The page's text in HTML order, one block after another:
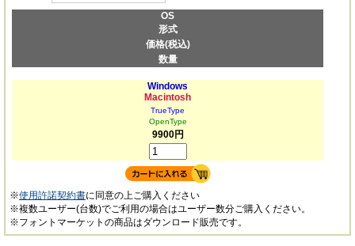
OS
形式
価格(税込)
数量
Windows
Macintosh
TrueType
OpenType
9900円
※使用許諾契約書に同意の上ご購入ください
※複数ユーザー(台数)でご利用の場合はユーザー数分ご購入ください。
※フォントマーケットの商品はダウンロード販売です。